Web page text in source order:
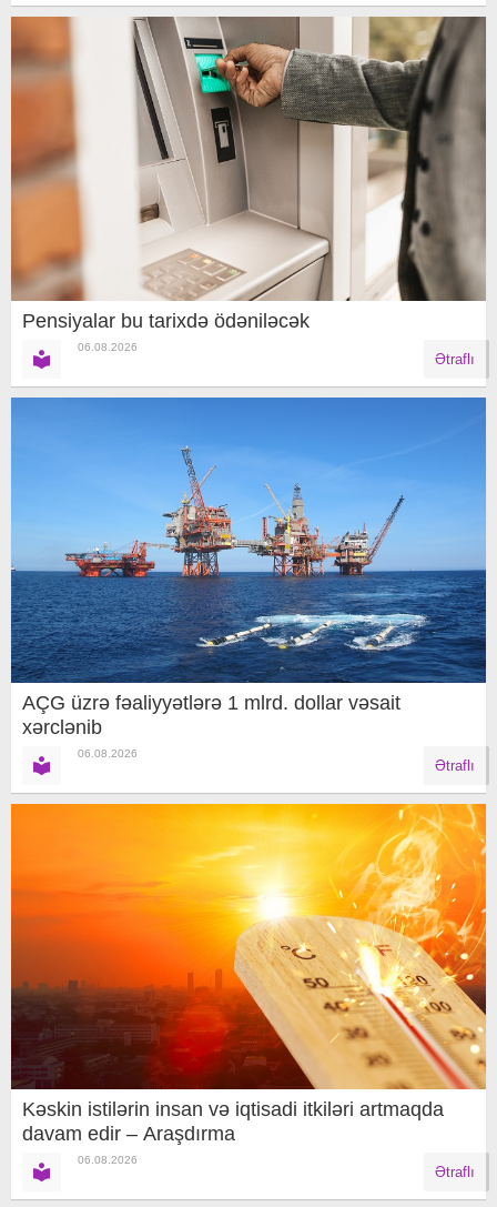
Pensiyalar bu tarixdə ödəniləcək
06.08.2026
Ətraflı
AÇG üzrə fəaliyyətlərə 1 mlrd. dollar vəsait
xərclənib
06.08.2026
Ətraflı
Kəskin istilərin insan və iqtisadi itkiləri artmaqda
davam edir – Araşdırma
06.08.2026
Ətraflı